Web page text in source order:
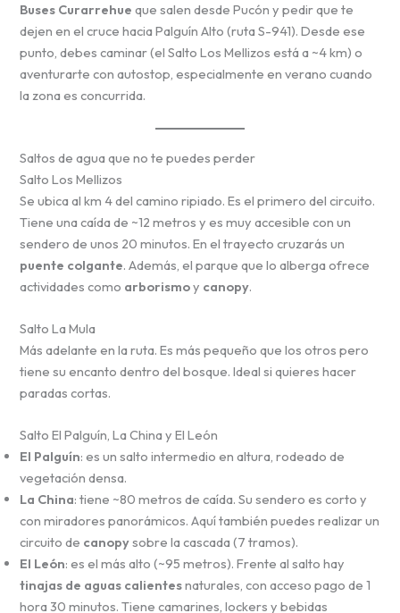
Buses Curarrehue que salen desde Pucón y pedir que te
dejen en el cruce hacia Palguín Alto (ruta S-941). Desde ese
punto, debes caminar (el Salto Los Mellizos está a ~4 km) o
aventurarte con autostop, especialmente en verano cuando
la zona es concurrida.
Saltos de agua que no te puedes perder
Salto Los Mellizos
Se ubica al km 4 del camino ripiado. Es el primero del circuito.
Tiene una caída de ~12 metros y es muy accesible con un
sendero de unos 20 minutos. En el trayecto cruzarás un
puente colgante. Además, el parque que lo alberga ofrece
actividades como arborismoy canopy.
Salto La Mula
Más adelante en la ruta. Es más pequeño que los otros pero
tiene su encanto dentro del bosque. Ideal si quieres hacer
paradas cortas.
Salto El Palguín, La China y El León
El Palguín: es un salto intermedio en altura, rodeado de
vegetación densa.
La China: tiene ~80 metros de caída. Su sendero es corto y
con miradores panorámicos. Aquí también puedes realizar un
circuito de canopysobre la cascada (7 tramos).
El León: es el más alto (~95 metros). Frente al salto hay
tinajas de aguas calientesnaturales, con acceso pago de 1
hora 30 minutos. Tiene camarines, lockers y bebidas